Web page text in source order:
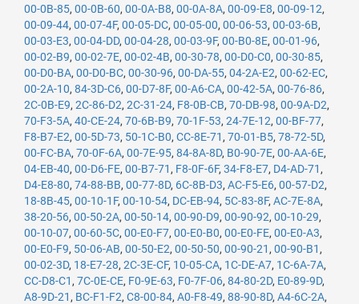
00-0B-85, 00-0B-60, 00-0A-B8, 00-0A-8A, 00-09-E8, 00-09-12,
00-09-44, 00-07-4F, 00-05-DC, 00-05-00, 00-06-53, 00-03-6B,
00-03-E3, 00-04-DD, 00-04-28, 00-03-9F, 00-B0-8E, 00-01-96,
00-02-B9, 00-02-7E, 00-02-4B, 00-30-78, 00-D0-C0, 00-30-85,
00-D0-BA, 00-D0-BC, 00-30-96, 00-DA-55, 04-2A-E2, 00-62-EC,
00-2A-10, 84-3D-C6, 00-D7-8F, 00-A6-CA, 00-42-5A, 00-76-86,
2C-0B-E9, 2C-86-D2, 2C-31-24, F8-0B-CB, 70-DB-98, 00-9A-D2,
70-F3-5A, 40-CE-24, 70-6B-B9, 70-1F-53, 24-7E-12, 00-BF-77,
F8-B7-E2, 00-5D-73, 50-1C-B0, CC-8E-71 , 70-01-B5, 78-72-5D,
00-FC-BA, 70-0F-6A, 00-7E-95, 84-8A-8D, B0-90-7E, 00-AA-6E,
04-EB-40, 00-D6-FE, 00-B7-71 , F8-0F-6F, 34-F8-E7, D4-AD-71 ,
D4-E8-80, 74-88-BB, 00-77-8D, 6C-8B-D3, AC-F5-E6, 00-57-D2,
18-8B-45, 00-10-1F, 00-10-54, DC-EB-94, 5C-83-8F, AC-7E-8A,
38-20-56, 00-50-2A, 00-50-14, 00-90-D9, 00-90-92, 00-10-29,
00-10-07, 00-60-5C, 00-E0-F7, 00-E0-B0, 00-E0-FE, 00-E0-A3,
00-E0-F9, 50-06-AB, 00-50-E2, 00-50-50, 00-90-21 , 00-90-B1 ,
00-02-3D, 18-E7-28, 2C-3E-CF, 10-05-CA, 1C-DE-A7, 1C-6A-7A,
CC-D8-C1 , 7C-0E-CE, F0-9E-63, F0-7F-06, 84-80-2D, E0-89-9D,
A8-9D-21 , BC-F1-F2, C8-00-84, A0-F8-49, 88-90-8D, A4-6C-2A,